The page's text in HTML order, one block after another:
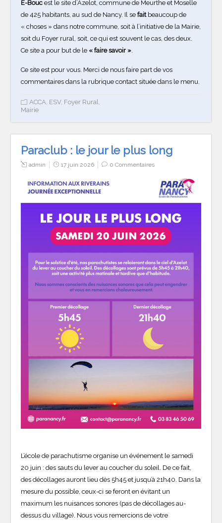
E-Bouc est le site d’Azelot, commune de Meurthe et Moselle
de 425 habitants, au sud de Nancy. Il sefait beaucoup de
« choses » dans notre commune, soit à l’initiative de la Mairie,
soit du Foyer rural, soit, ce qui est souvent le cas, des deux.
Ce site a pour but de le « faire savoir »
Ce site est pour vous. Merci de nous faire part de vos
commentaires dans la rubrique contact située dans le menu.
ACCA ESV, Foyer Rural
Mairie
Paraclub : le jour le plus long
admin 17 juin 2026 0 Commentaires
L’école de parachutisme organise un événement le samedi
20 juin : des sauts du lever au coucher du soleil. De ce fait,
des décollages auront lieu dès 5h45 et jusqu’à 21h40. Dans la
mesure du possible, ceux-ci se feront en évitant un
maximum les nuisances sonores (pas de décollages au-
dessus du village). Nous vous remercions de votre